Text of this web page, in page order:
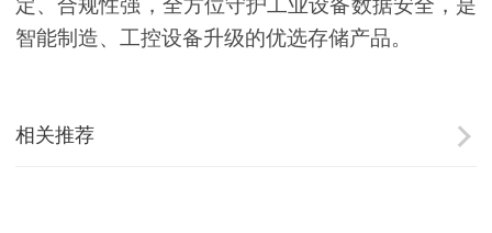
智能制造、工控设备升级的优选存储产品。
相关推荐